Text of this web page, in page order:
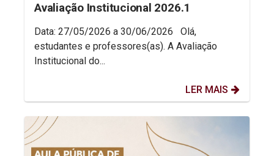
Avaliação Institucional 2026.1
Data: 27/05/2026 a 30/06/2026 Olá,
estudantes e professores(as). A Avaliação
Institucional do...
LER MAIS